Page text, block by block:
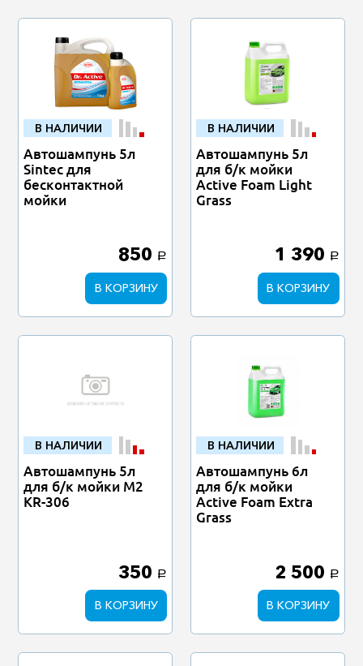
В НАЛИЧИИ
Автошампунь 5л
Sintec для
бесконтактной
мойки
850 a
В КОРЗИНУ
В НАЛИЧИИ
Автошампунь 5л
для б/к мойки
Active Foam Light
Grass
1 390 a
В КОРЗИНУ
В НАЛИЧИИ
Автошампунь 5л
для б/к мойки M2
KR-306
350 a
В КОРЗИНУ
В НАЛИЧИИ
Автошампунь 6л
для б/к мойки
Active Foam Extra
Grass
2 500 a
В КОРЗИНУ